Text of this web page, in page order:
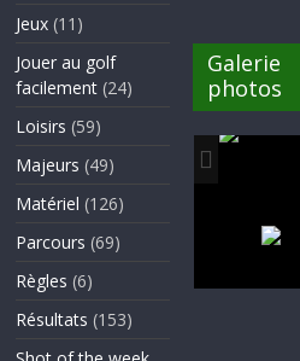
Jeux (11)
Jouer au golf
facilement (24)
Loisirs (59)
Majeurs (49)
Matériel (126)
Parcours (69)
Règles (6)
Résultats (153)
Galerie
photos